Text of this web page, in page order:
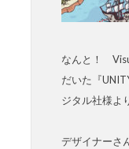
なんと！
だいた『
ジタル社様よ
デザイナーさ